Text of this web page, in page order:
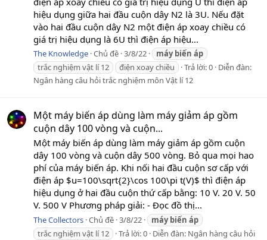
hiệu dụng giữa hai đầu cuộn dây N2 là 3U. Nếu đặt
vào hai đầu cuộn dây N2 một điện áp xoay chiều có
giá trị hiệu dụng là 6U thì điện áp hiệu...
The Knowledge Chủ đề 3/8/22 máy biến áp
trắc nghiệm vật lí 12
điện xoay chiều Trả lời: 0 Diễn đàn:
Ngân hàng câu hỏi trắc nghiệm môn Vật lí 12
Một máy biến áp dùng làm máy giảm áp gồm
cuộn dây 100 vòng và cuộn...
Một máy biến áp dùng làm máy giảm áp gồm cuộn
dây 100 vòng và cuộn dây 500 vòng. Bỏ qua mọi hao
phí của máy biến áp. Khi nối hai đầu cuộn sơ cấp với
điện áp $u=100\sqrt{2}\cos 100\pi t(V)$ thì điện áp
hiệu dụng ở hai đầu cuộn thứ cấp bằng: 10 V. 20 V. 50
V. 500 V Phương pháp giải: - Đọc đồ thị...
The Collectors Chủ đề 3/8/22 máy biến áp
trắc nghiệm vật lí 12
Trả lời: 0 Diễn đàn: Ngân hàng câu hỏi